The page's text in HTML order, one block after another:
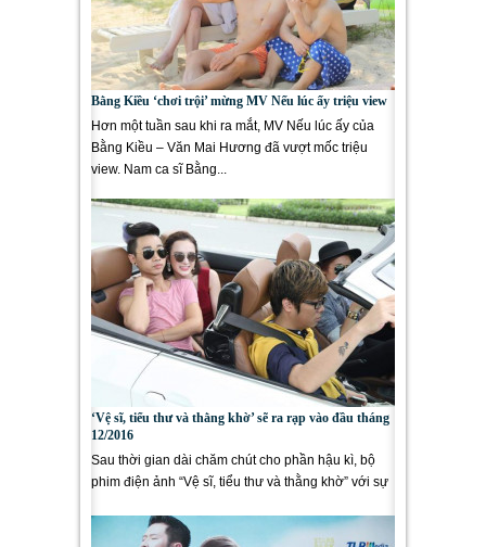
Bằng Kiều ‘chơi trội’ mừng MV Nếu lúc ấy triệu view
Hơn một tuần sau khi ra mắt, MV Nếu lúc ấy của
Bằng Kiều – Văn Mai Hương đã vượt mốc triệu
view. Nam ca sĩ Bằng...
‘Vệ sĩ, tiểu thư và thằng khờ’ sẽ ra rạp vào đầu tháng
12/2016
Sau thời gian dài chăm chút cho phần hậu kì, bộ
phim điện ảnh “Vệ sĩ, tiểu thư và thằng khờ” với sự